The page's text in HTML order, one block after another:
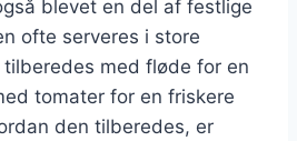
blevet en del af festlige
ofte serveres i store
tilberedes med fløde for en
tomater for en friskere
den tilberedes, er